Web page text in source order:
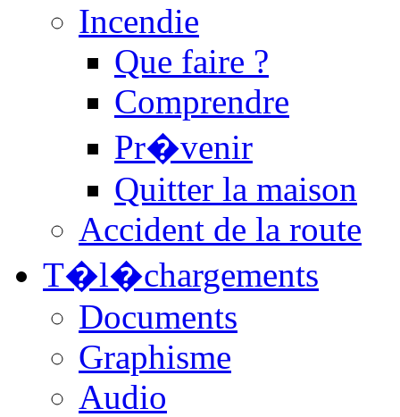
Incendie
Que faire ?
Comprendre
Pr�venir
Quitter la maison
Accident de la route
T�l�chargements
Documents
Graphisme
Audio